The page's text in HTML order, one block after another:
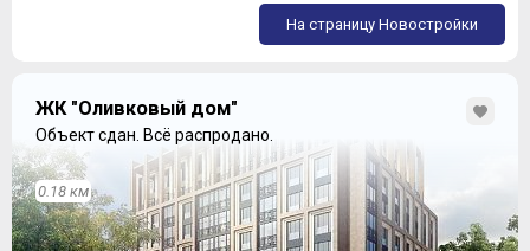
На страницу Новостройки
ЖК "Оливковый дом"
Объект сдан. Всё распродано.
0.18 км